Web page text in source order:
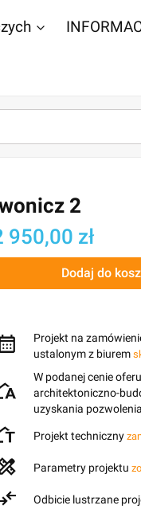
2
950,00 zł
Dodaj do
Projekt na
ustalonym z biurem
W podanej cenie
architektoniczno-
uzyskania
Projekt techniczny
Parametry projektu
Odbicie lustrzane